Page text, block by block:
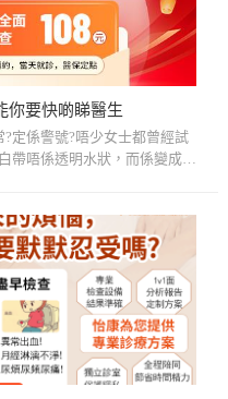
你要快啲睇醫生
定係警號?唔少女士都曾經試
帶唔係透明水狀，而係變成一